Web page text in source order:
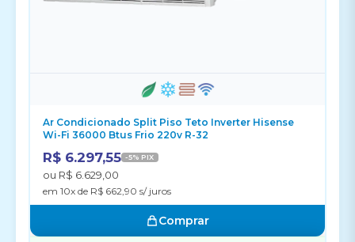
Ar Condicionado Split Piso Teto Inverter Hisense
Wi-Fi 36000 Btus Frio 220v R-32
R$ 6.297,55 -5% PIX
ou R$ 6.629,00
em 10x de R$ 662,90 s/ juros
Comprar